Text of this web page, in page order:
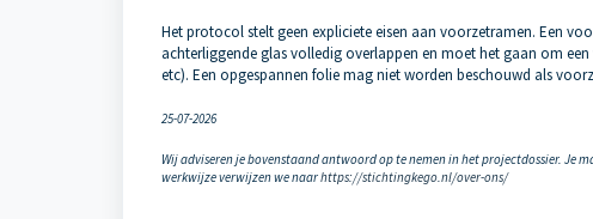
Het protocol stelt geen expliciete eisen aan voorzetramen. Een
achterliggende glas volledig overlappen en moet het gaan om
etc). Een opgespannen folie mag niet worden beschouwd als
25-07-2026
Wij adviseren je bovenstaand antwoord op te nemen in het projectdossier.
werkwijze verwijzen we naarhttps://stichtingkego.nl/over-ons/